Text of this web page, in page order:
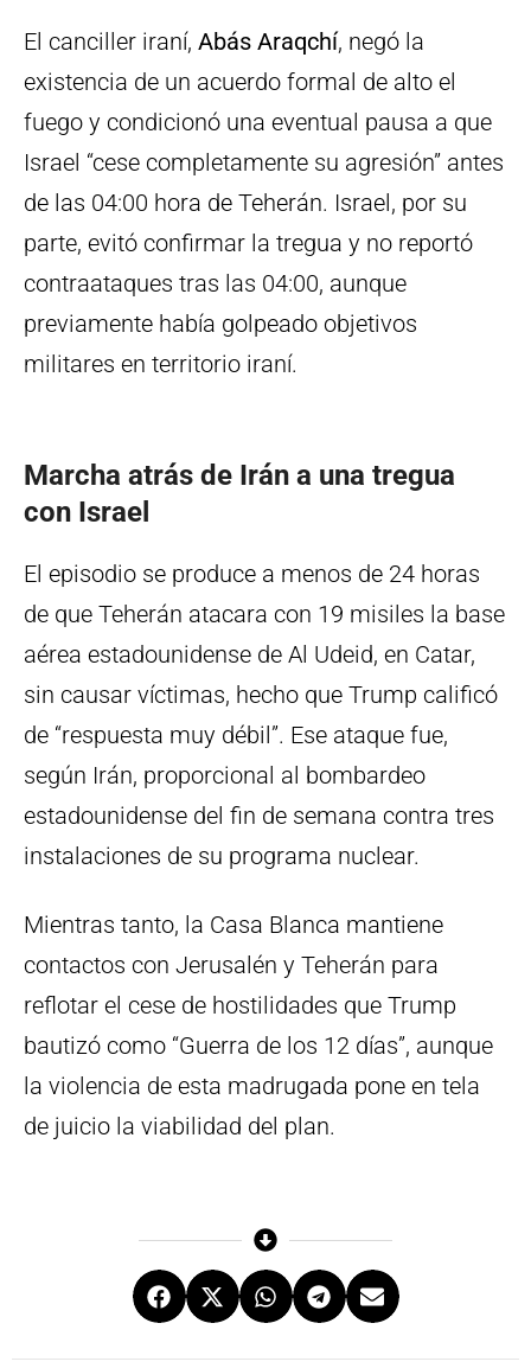
El canciller iraní, Abás Araqchí, negó la
existencia de un acuerdo formal de alto el
fuego y condicionó una eventual pausa a que
Israel “cese completamente su agresión” antes
de las 04:00 hora de Teherán. Israel, por su
parte, evitó confirmar la tregua y no reportó
contraataques tras las 04:00, aunque
previamente había golpeado objetivos
militares en territorio iraní.
Marcha atrás de Irán a una tregua
con Israel
El episodio se produce a menos de 24 horas
de que Teherán atacara con 19 misiles la base
aérea estadounidense de Al Udeid, en Catar,
sin causar víctimas, hecho que Trump calificó
de “respuesta muy débil”. Ese ataque fue,
según Irán, proporcional al bombardeo
estadounidense del fin de semana contra tres
instalaciones de su programa nuclear.
Mientras tanto, la Casa Blanca mantiene
contactos con Jerusalén y Teherán para
reflotar el cese de hostilidades que Trump
bautizó como “Guerra de los 12 días”, aunque
la violencia de esta madrugada pone en tela
de juicio la viabilidad del plan.